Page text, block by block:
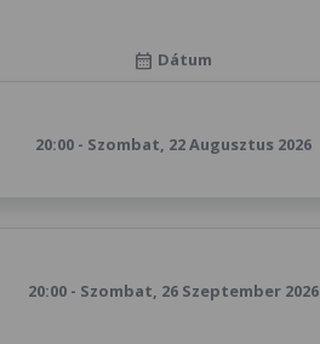
calendar_month Dátum
20:00 - Szombat, 22 Augusztus 2026
20:00 - Szombat, 26 Szeptember 2026